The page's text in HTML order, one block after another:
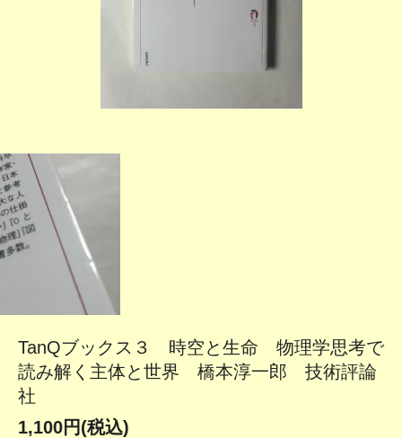
TanQブックス３ 時空と生命 物理学思考で
読み解く主体と世界 橋本淳一郎 技術評論
社
1,100円(税込)